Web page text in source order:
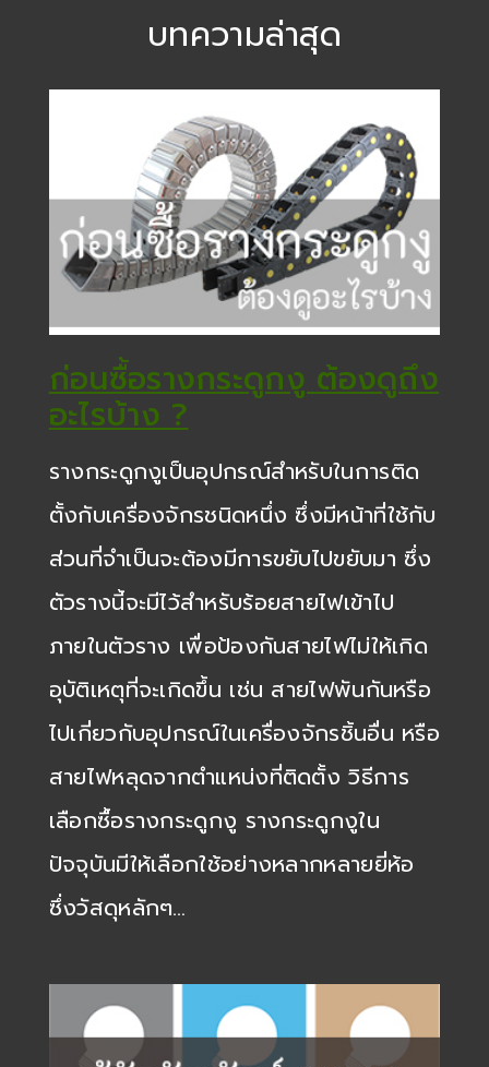
บทความล่าสุด
ก่อนซื้อรางกระดูกงู ต้องดูถึง
อะไรบ้าง ?
รางกระดูกงูเป็นอุปกรณ์สำหรับในการติด
ตั้งกับเครื่องจักรชนิดหนึ่ง ซึ่งมีหน้าที่ใช้กับ
ส่วนที่จำเป็นจะต้องมีการขยับไปขยับมา ซึ่ง
ตัวรางนี้จะมีไว้สำหรับร้อยสายไฟเข้าไป
ภายในตัวราง เพื่อป้องกันสายไฟไม่ให้เกิด
อุบัติเหตุที่จะเกิดขึ้น เช่น สายไฟพันกันหรือ
ไปเกี่ยวกับอุปกรณ์ในเครื่องจักรชิ้นอื่น หรือ
สายไฟหลุดจากตำแหน่งที่ติดตั้ง วิธีการ
เลือกซื้อรางกระดูกงู รางกระดูกงูใน
ปัจจุบันมีให้เลือกใช้อย่างหลากหลายยี่ห้อ
ซึ่งวัสดุหลักๆ…